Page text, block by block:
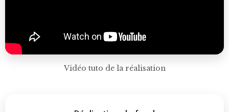
Vidéo tuto de la réalisation